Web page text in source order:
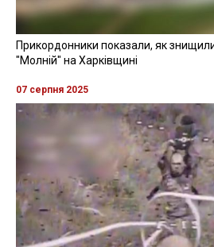
Прикордонники показали, як
"Молній" на Харківщині
07 серпня 2025